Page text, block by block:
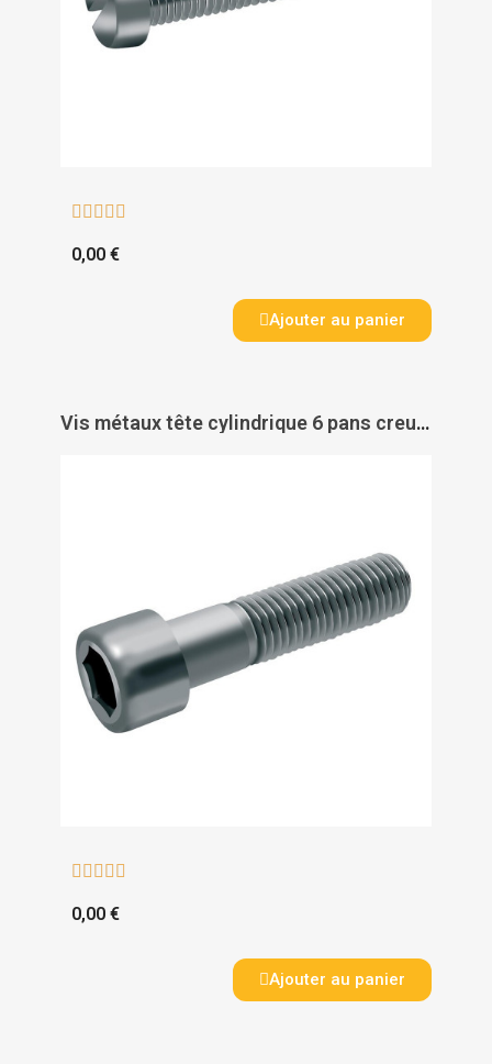
    
0,00 €
Ajouter au panier
Vis métaux tête cylindrique 6 pans creux inox A2 filetage total DIN 912 - ACTON
    
0,00 €
Ajouter au panier